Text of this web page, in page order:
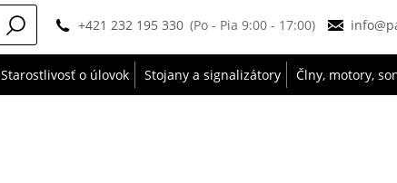
+421 232 195 330 (Po - Pia 9:00 - 17:00)
Starostlivosť o úlovok Stojany a signalizátory Člny, motory,